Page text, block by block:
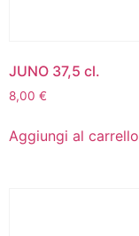
JUNO 37,5 cl.
8,00 €
Aggiungi al carrello